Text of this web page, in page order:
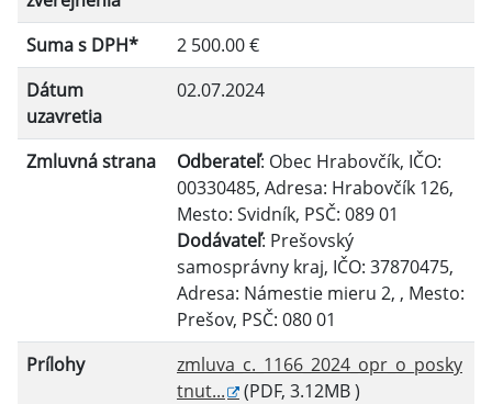
Filtrovať Reset
Suma s DPH*
2 500.00 €
Dátum
uzavretia
02.07.2024
Zmluvná strana Odberateľ: Obec Hrabovčík, IČO:
00330485, Adresa: Hrabovčík 126,
Mesto: Svidník, PSČ: 089 01
Dodávateľ: Prešovský
samosprávny kraj, IČO: 37870475,
Adresa: Námestie mieru 2, , Mesto:
Prešov, PSČ: 080 01
Prílohy
zmluva_c._1166_2024_opr_o_posky
tnut...
(PDF, 3.12MB )